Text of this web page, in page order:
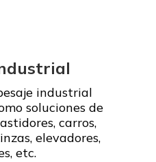
industrial
soluciones de
carros,
elevadores,
etc.